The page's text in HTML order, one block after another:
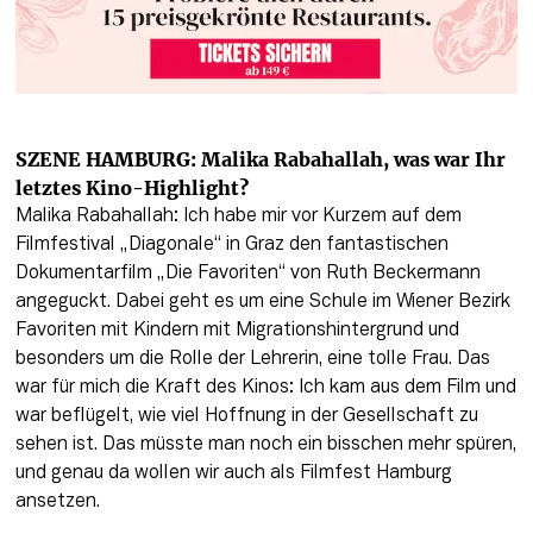
SZENE HAMBURG: Malika Rabahallah, was war Ihr
letztes Kino-Highlight?
Malika Rabahallah: Ich habe mir vor Kurzem auf dem
Filmfestival „Diagonale“ in Graz den fantastischen
Dokumentarfilm „Die Favoriten“ von Ruth Beckermann
angeguckt. Dabei geht es um eine Schule im Wiener Bezirk
Favoriten mit Kindern mit Migrationshintergrund und
besonders um die Rolle der Lehrerin, eine tolle Frau. Das
war für mich die Kraft des Kinos: Ich kam aus dem Film und
war beflügelt, wie viel Hoffnung in der Gesellschaft zu
sehen ist. Das müsste man noch ein bisschen mehr spüren,
und genau da wollen wir auch als Filmfest Hamburg
ansetzen.